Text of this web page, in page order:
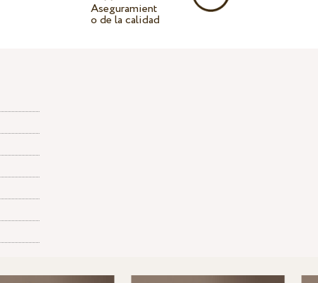
Aseguramient
o de la calidad